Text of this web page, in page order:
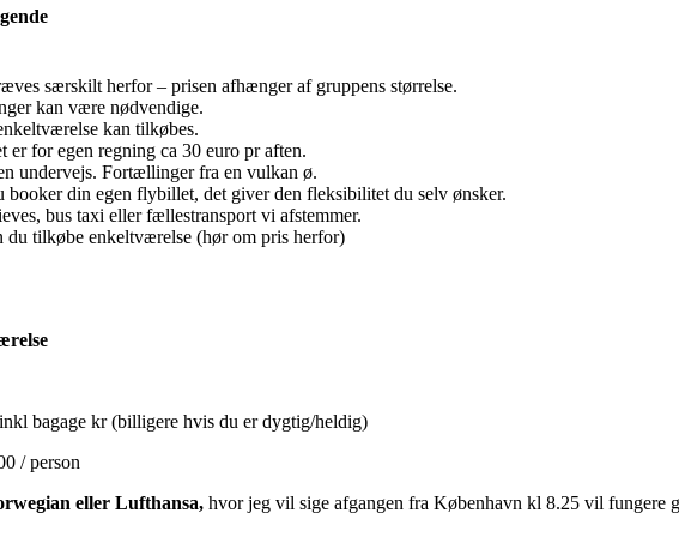
særskilt herfor – prisen afhænger af gruppens størrelse.
kan være nødvendige.
kan tilkøbes.
er for egen regning ca 30 euro pr aften.
undervejs. Fortællinger fra en vulkan ø.
din egen flybillet, det giver den fleksibilitet du selv ønsker.
bus taxi eller fællestransport vi afstemmer.
tilkøbe enkeltværelse (hør om pris herfor)
bagage kr (billigere hvis du er dygtig/heldig)
/ person
eller Lufthansa,hvor jeg vil sige afgangen fra København kl 8.25 vil fungere